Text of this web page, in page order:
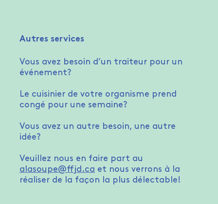
Autres services
Vous avez besoin d’un traiteur pour un
événement?
Le cuisinier de votre organisme prend
congé pour une semaine?
Vous avez un autre besoin, une autre
idée?
Veuillez nous en faire part au
alasoupe@ffjd.ca et nous verrons à la
réaliser de la façon la plus délectable!